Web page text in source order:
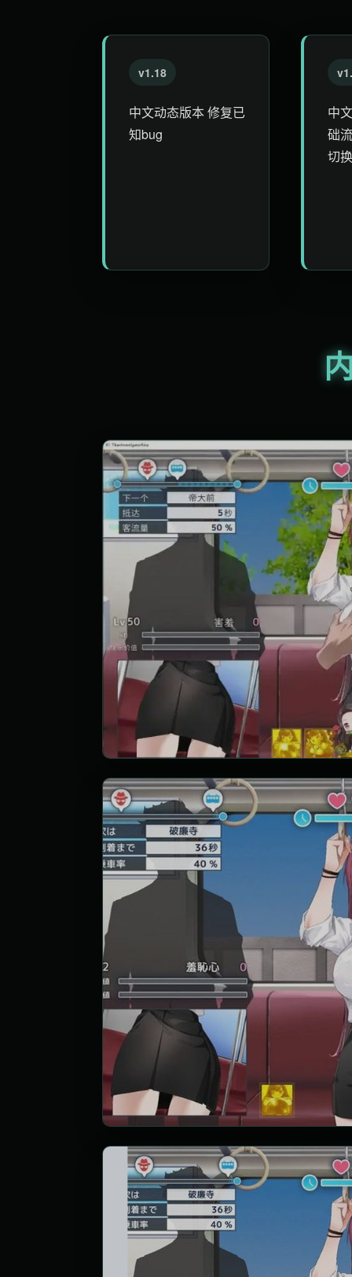
v1.18
中文动态版本 修复已
知bug
中
础
切